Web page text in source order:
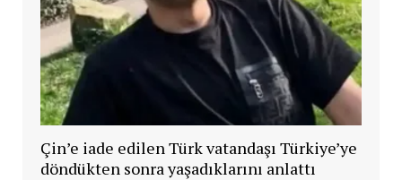
Çin’e iade edilen Türk vatandaşı Türkiye’ye
döndükten sonra yaşadıklarını anlattı